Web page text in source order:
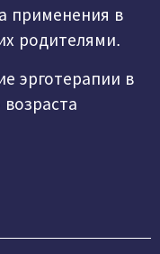
применения в
родителями.
эрготерапии в